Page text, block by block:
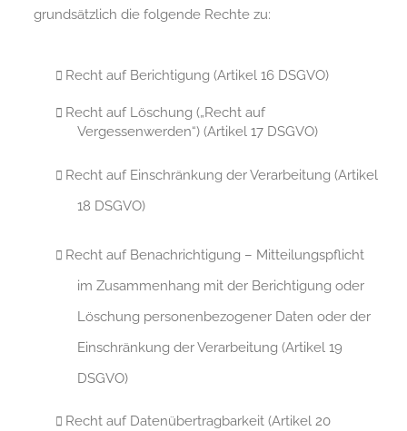
grundsätzlich die folgende Rechte zu:
Recht auf Berichtigung (Artikel 16 DSGVO)
Recht auf Löschung („Recht auf
Vergessenwerden“) (Artikel 17 DSGVO)
Recht auf Einschränkung der Verarbeitung (Artikel
18 DSGVO)
Recht auf Benachrichtigung – Mitteilungspflicht
im Zusammenhang mit der Berichtigung oder
Löschung personenbezogener Daten oder der
Einschränkung der Verarbeitung (Artikel 19
DSGVO)
Recht auf Datenübertragbarkeit (Artikel 20